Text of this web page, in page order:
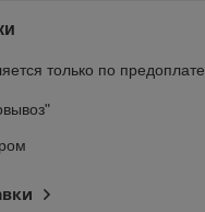
только по предоплате.